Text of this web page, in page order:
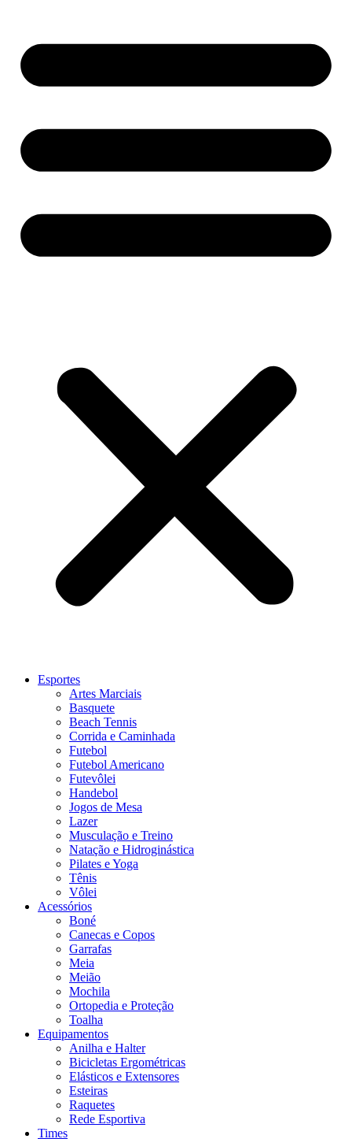
Esportes
Artes Marciais
Basquete
Beach Tennis
Corrida e Caminhada
Futebol
Futebol Americano
Futevôlei
Handebol
Jogos de Mesa
Lazer
Musculação e Treino
Natação e Hidroginástica
Pilates e Yoga
Tênis
Vôlei
Acessórios
Boné
Canecas e Copos
Garrafas
Meia
Meião
Mochila
Ortopedia e Proteção
Toalha
Equipamentos
Anilha e Halter
Bicicletas Ergométricas
Elásticos e Extensores
Esteiras
Raquetes
Rede Esportiva
Times